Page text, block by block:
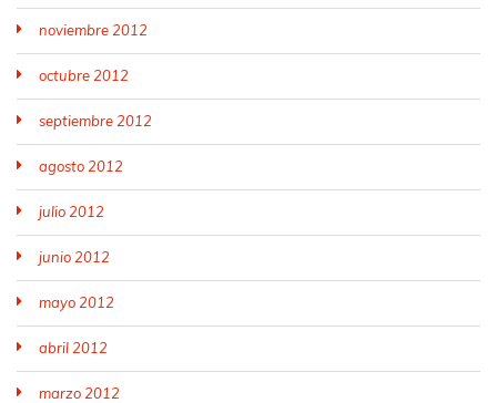
noviembre 2012
octubre 2012
septiembre 2012
agosto 2012
julio 2012
junio 2012
mayo 2012
abril 2012
marzo 2012